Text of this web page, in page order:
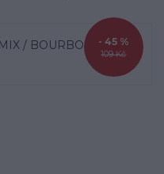
109 Kč
- 45 %